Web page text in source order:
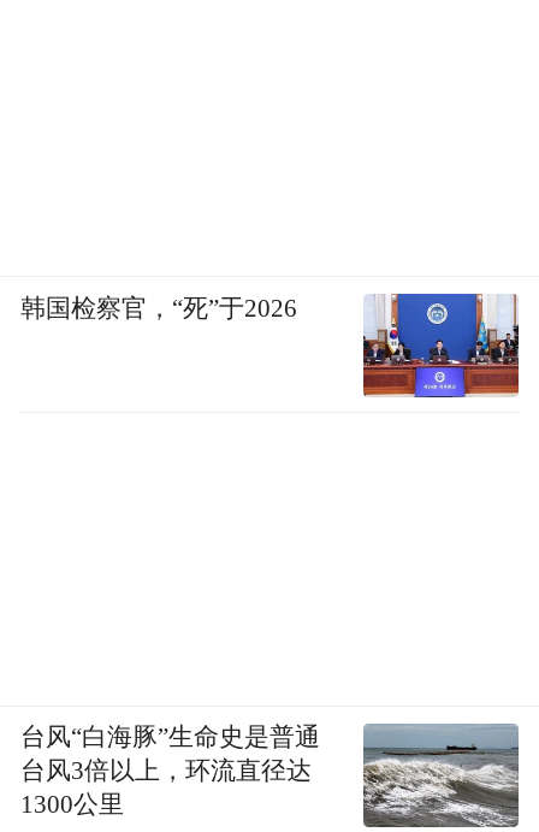
韩国检察官，“死”于2026
台风“白海豚”生命史是普通
台风3倍以上，环流直径达
1300公里